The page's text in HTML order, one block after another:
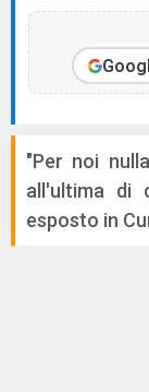
"Per noi
all'ultima di
esposto in